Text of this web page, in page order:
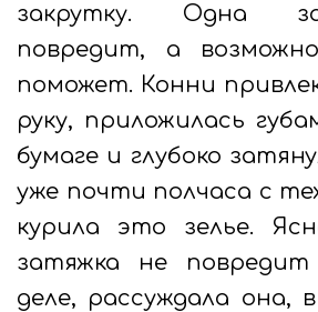
закрутку. Одна
повредит, а
поможет. Конни
руку, приложилась
бумаге и глубоко
уже почти полчаса с
курила это зелье.
затяжка не повредит
деле, рассуждала она,